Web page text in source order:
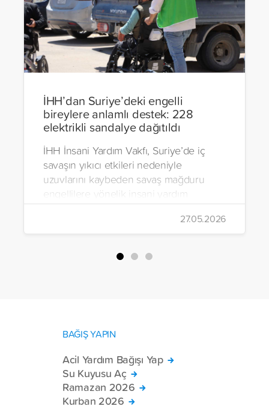
İHH’dan Suriye’deki engelli
bireylere anlamlı destek: 228
elektrikli sandalye dağıtıldı
İHH İnsani Yardım Vakfı, Suriye’de iç
savaşın yıkıcı etkileri nedeniyle
uzuvlarını kaybeden savaş mağduru
engellilere yönelik insani yardım
çalışmalarını aralıksız sürdürüyor. Vakıf,
yürütülen son projeyle Suriye’nin Şam,
Halep, Hama, Humus ve İdlib
bölgelerinde zor şartlarda yaşayan
27.05.2026
BAĞIŞ YAPIN
Acil Yardım Bağışı Yap
Su Kuyusu Aç
Ramazan 2026
Kurban 2026